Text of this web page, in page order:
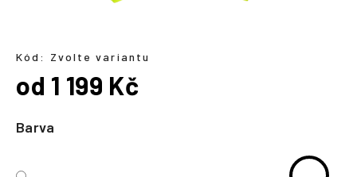
Barva
Kód: Zvolte variantu
od 1 199 Kč
cena:
í
t
?